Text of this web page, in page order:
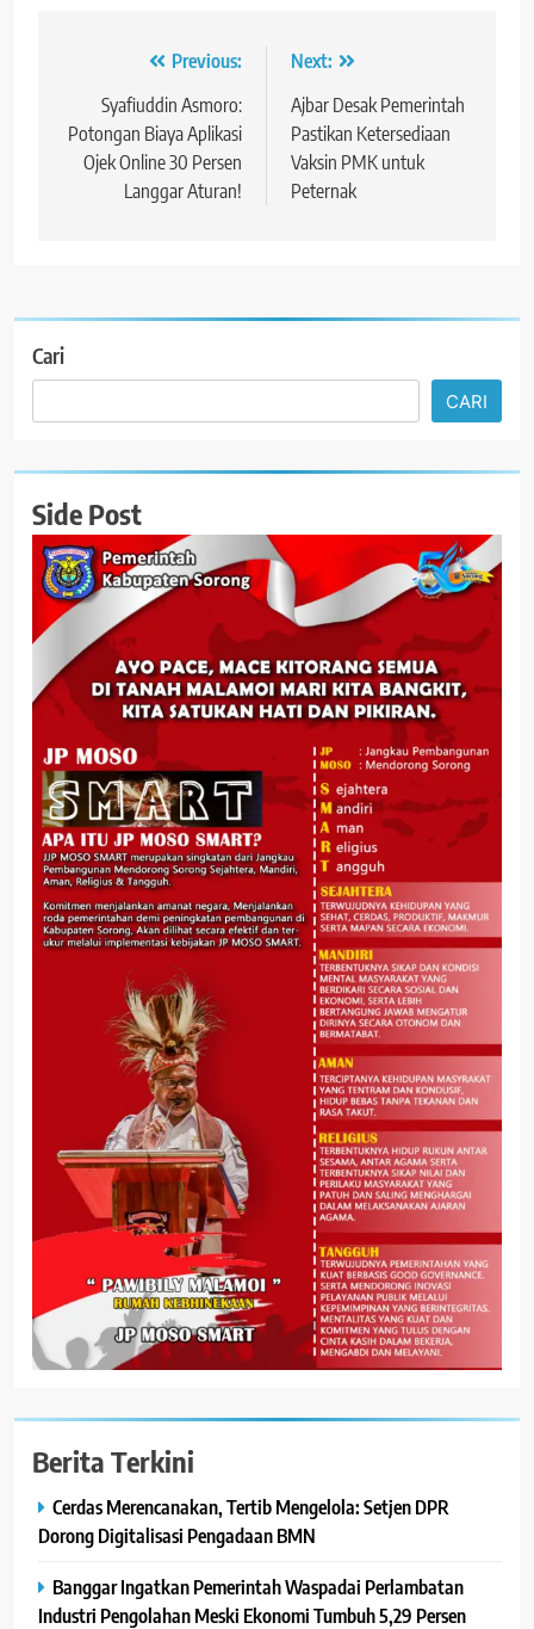
Navigasi
pos
Previous:
Syafiuddin Asmoro:
Potongan Biaya Aplikasi
Ojek Online 30 Persen
Langgar Aturan!
Next:
Ajbar Desak Pemerintah
Pastikan Ketersediaan
Vaksin PMK untuk
Peternak
Cari
CARI
Side Post
Berita Terkini
Cerdas Merencanakan, Tertib Mengelola: Setjen DPR
Dorong Digitalisasi Pengadaan BMN
Banggar Ingatkan Pemerintah Waspadai Perlambatan
Industri Pengolahan Meski Ekonomi Tumbuh 5,29 Persen